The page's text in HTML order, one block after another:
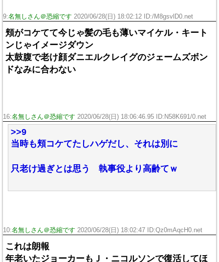
9:名無しさん＠恐縮です 2020/06/28(日) 18:02:12 ID:/M8gsvlD0.net
頬がコケてて今じゃ髪の毛も薄いマイケル・キート
ンじゃイメージダウン
太鼓腹で老け顔ダニエルクレイグのジェームズボン
ドなみに合わない
16:名無しさん＠恐縮です 2020/06/28(日) 18:06:46.95 ID:N58K691/0.net
>>9
当時も頬コケてたしハゲだし、それは別に
只老け過ぎとは思う 執事役より高齢てｗ
10:名無しさん＠恐縮です 2020/06/28(日) 18:02:47 ID:Qz0mAqcH0.net
これは朗報
年老いたジョーカーもＪ・ニコルソンで復活してほ